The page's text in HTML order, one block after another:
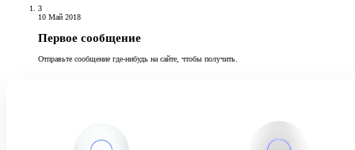
3
10 Май 2018
Первое сообщение
Отправьте сообщение где-нибудь на сайте, чтобы получить.